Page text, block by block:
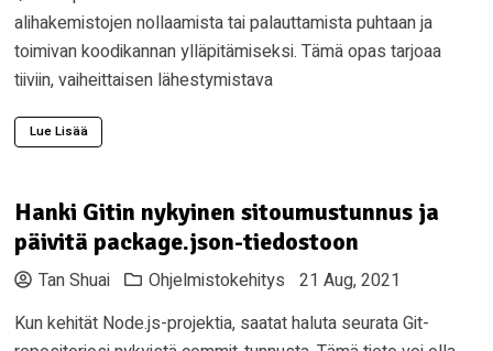
alihakemistojen nollaamista tai palauttamista puhtaan ja
toimivan koodikannan ylläpitämiseksi. Tämä opas tarjoaa
tiiviin, vaiheittaisen lähestymistava
Lue Lisää
Hanki Gitin nykyinen sitoumustunnus ja
päivitä package.json-tiedostoon
Tan Shuai Ohjelmistokehitys 21 Aug, 2021
Kun kehität Node.js-projektia, saatat haluta seurata Git-